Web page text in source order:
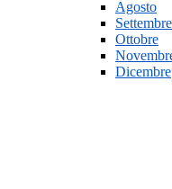
Agosto
Settembre
Ottobre
Dicembre